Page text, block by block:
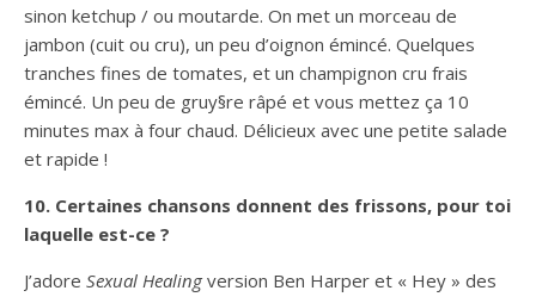
sinon ketchup / ou moutarde. On met un morceau de
jambon (cuit ou cru), un peu d’oignon émincé. Quelques
tranches fines de tomates, et un champignon cru frais
émincé. Un peu de gruy§re râpé et vous mettez ça 10
minutes max à four chaud. Délicieux avec une petite salade
et rapide !
10. Certaines chansons donnent des frissons, pour toi
laquelle est-ce ?
J’adore Sexual Healingversion Ben Harper et « Hey » des